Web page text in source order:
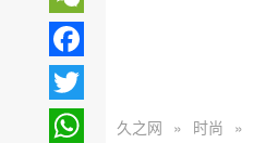
久之网 » 时尚 »
WeChat
Facebook
Twitter